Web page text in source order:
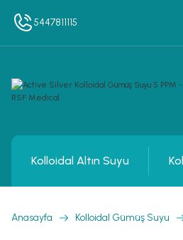
5447811115
Kolloidal Altın Suyu
Anasayfa Kolloidal Gümüş Suyu